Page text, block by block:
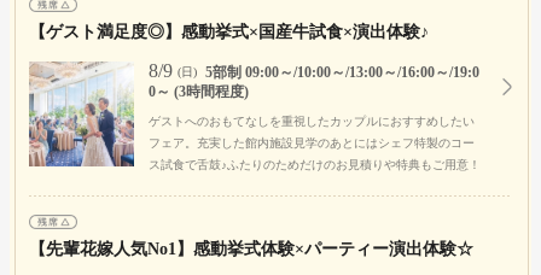
【ゲスト満足度◎】感動挙式×国産牛試食×演出体験♪
8/9 (日)
5部制 09:00～/10:00～/13:00～/16:00～/19:0
0～ (3時間程度)
ゲストへのおもてなしを重視したカップルにおすすめしたい
フェア。充実した館内施設見学のあとにはシェフ特製のコー
ス試食で舌鼓♪ふたりのためだけのお見積りや特典もご用意！
【先輩花嫁人気No1】感動挙式体験×パーティー演出体験☆